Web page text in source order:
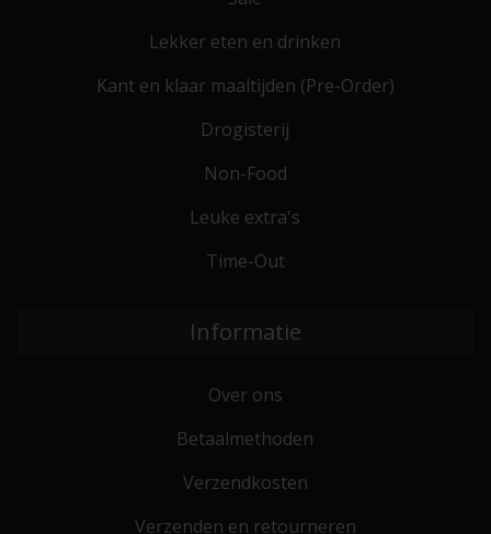
Lekker eten en drinken
Kant en klaar maaltijden (Pre-Order)
Drogisterij
Non-Food
Leuke extra's
Time-Out
Informatie
Over ons
Betaalmethoden
Verzendkosten
Verzenden en retourneren